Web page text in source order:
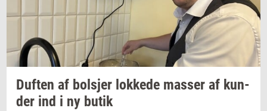
Duf­ten af bol­sjer lok­ke­de mas­ser af kun­
der ind i ny butik